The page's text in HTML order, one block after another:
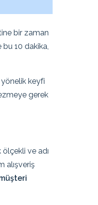
bir zaman
10 dakika,
yönelik keyfi
gerek
ve adı
alışveriş